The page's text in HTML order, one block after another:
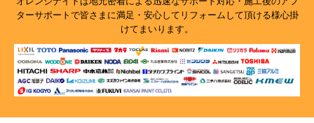
ターサポートで皆さまに満足・安心してリフォームして頂ける様心掛
けてまいります。